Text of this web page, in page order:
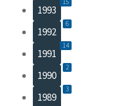
1993
15
1992
6
1991
14
1990
2
1989
3